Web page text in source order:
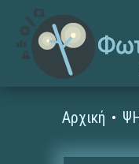
Αρχική